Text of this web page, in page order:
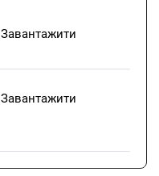
Завантажити
Завантажити